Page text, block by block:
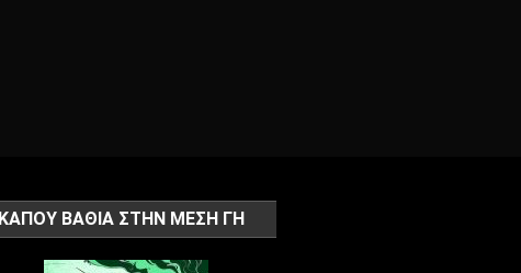
ΚΑΠΟΥ ΒΑΘΙΑ ΣΤΗΝ ΜΕΣΗ ΓΗ